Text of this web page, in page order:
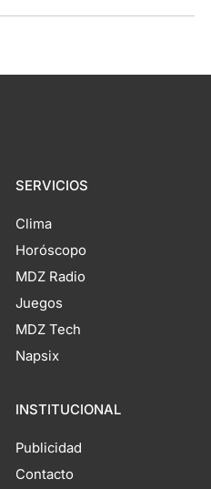
SERVICIOS
Clima
Horóscopo
MDZ Radio
Juegos
MDZ Tech
Napsix
INSTITUCIONAL
Publicidad
Contacto